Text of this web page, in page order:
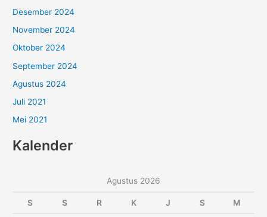
Desember 2024
November 2024
Oktober 2024
September 2024
Agustus 2024
Juli 2021
Mei 2021
Kalender
Agustus 2026
S S R K J S M